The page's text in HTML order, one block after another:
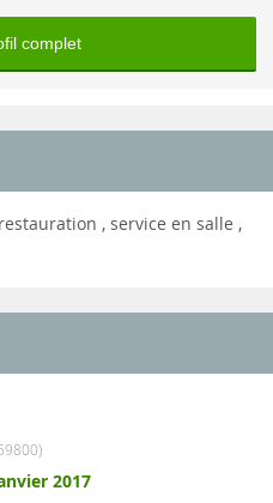
complet
, service en salle ,
2017